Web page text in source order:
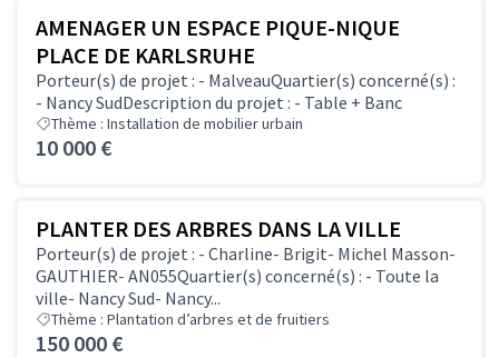
AMENAGER UN ESPACE PIQUE-NIQUE
PLACE DE KARLSRUHE
Porteur(s) de projet : - MalveauQuartier(s) concerné(s) :
- Nancy SudDescription du projet : - Table + Banc
Thème : Installation de mobilier urbain
10 000 €
PLANTER DES ARBRES DANS LA VILLE
Porteur(s) de projet : - Charline- Brigit- Michel Masson-
GAUTHIER- AN055Quartier(s) concerné(s) : - Toute la
ville- Nancy Sud- Nancy...
Thème : Plantation d’arbres et de fruitiers
150 000 €